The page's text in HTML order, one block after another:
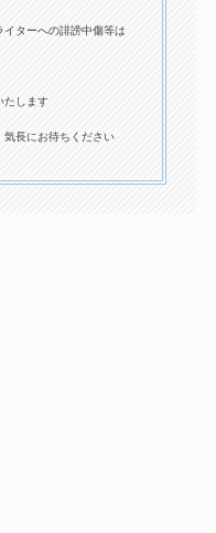
ターへの誹謗中傷等は
たします
長にお待ちください